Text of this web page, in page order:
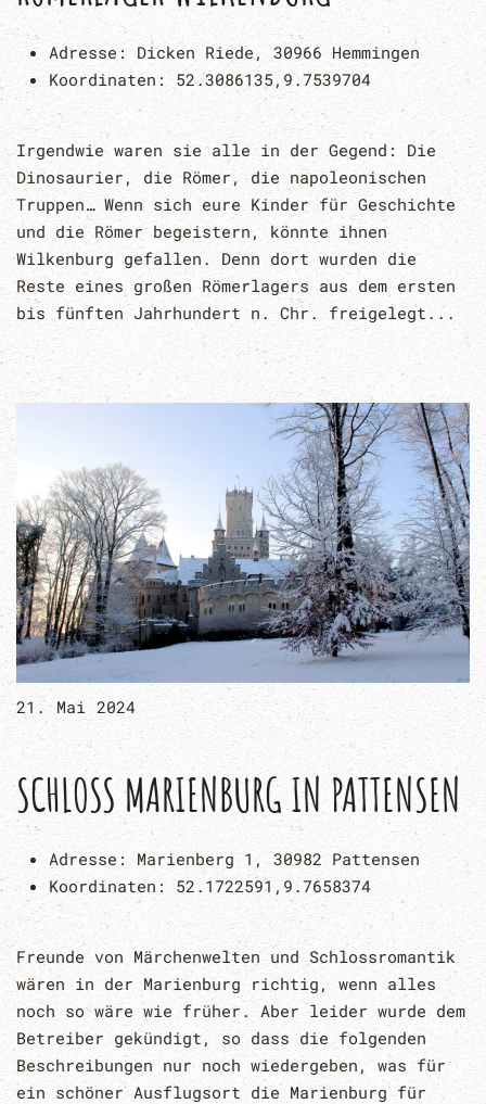
Adresse: Dicken Riede, 30966 Hemmingen
Koordinaten: 52.3086135,9.7539704
Irgendwie waren sie alle in der Gegend: Die
Dinosaurier, die Römer, die napoleonischen
Truppen… Wenn sich eure Kinder für Geschichte
und die Römer begeistern, könnte ihnen
Wilkenburg gefallen. Denn dort wurden die
Reste eines großen Römerlagers aus dem ersten
bis fünften Jahrhundert n. Chr. freigelegt...
21. Mai 2024
SCHLOSS MARIENBURG IN PATTENSEN
Adresse: Marienberg 1, 30982 Pattensen
Koordinaten:52.1722591,9.7658374
Freunde von Märchenwelten und Schlossromantik
wären in der Marienburg richtig, wenn alles
noch so wäre wie früher. Aber leider wurde dem
Betreiber gekündigt, so dass die folgenden
Beschreibungen nur noch wiedergeben, was für
ein schöner Ausflugsort die Marienburg für